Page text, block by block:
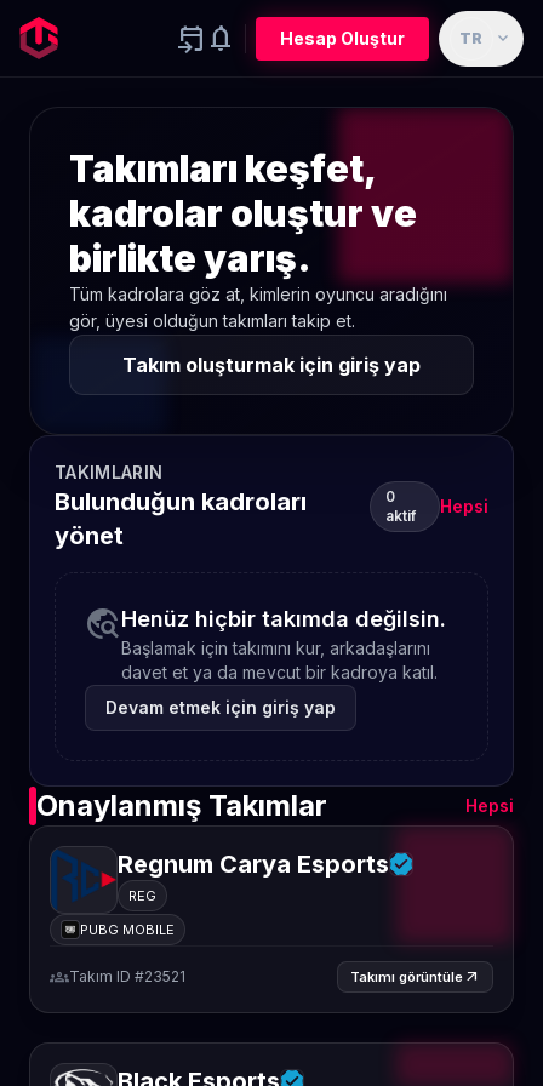
event_upcoming notifications Hesap Oluştur TR expand_more
Takımları keşfet,
kadrolar oluştur ve
birlikte yarış.
Tüm kadrolara göz at, kimlerin oyuncu aradığını
gör, üyesi olduğun takımları takip et.
Takım oluşturmak için giriş yap
TAKIMLARIN
Bulunduğun kadroları
yönet
0
aktif
Hepsi
travel_exploreHenüz hiçbir takımda değilsin.
Başlamak için takımını kur, arkadaşlarını
davet et ya da mevcut bir kadroya katıl.
Devam etmek için giriş yap
Onaylanmış Takımlar Hepsi
Regnum Carya Esports
REG
PUBG MOBILE
groupsTakım ID #23521 Takımı görüntüle arrow_outward